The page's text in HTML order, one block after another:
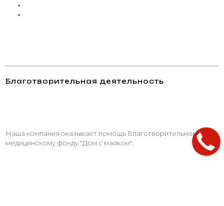
Благотворительная деятельность
Наша компания оказывает помощь Благотворительному
медицинскому фонду "Дом с маяком".